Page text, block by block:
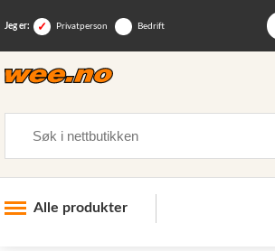
Jeg er: Privatperson Bedrift
Alle produkter